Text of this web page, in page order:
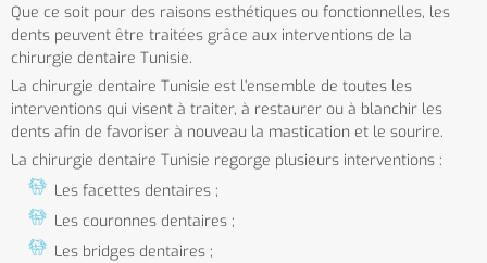
Que ce soit pour des raisons esthétiques ou fonctionnelles, les
dents peuvent être traitées grâce aux interventions de la
chirurgie dentaire Tunisie.
La chirurgie dentaire Tunisie est l’ensemble de toutes les
interventions qui visent à traiter, à restaurer ou à blanchir les
dents afin de favoriser à nouveau la mastication et le sourire.
La chirurgie dentaire Tunisie regorge plusieurs interventions :
Les facettes dentaires ;
Les couronnes dentaires ;
Les bridges dentaires ;